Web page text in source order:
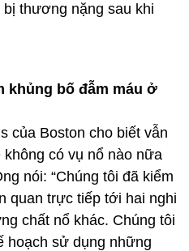
bị thương nặng sau khi
khủng bố đẫm máu ở
của Boston cho biết vẫn
có vụ nổ nào nữa
nói: “Chúng tôi đã kiểm
quan trực tiếp tới hai nghi
chất nổ khác. Chúng tôi
hoạch sử dụng những